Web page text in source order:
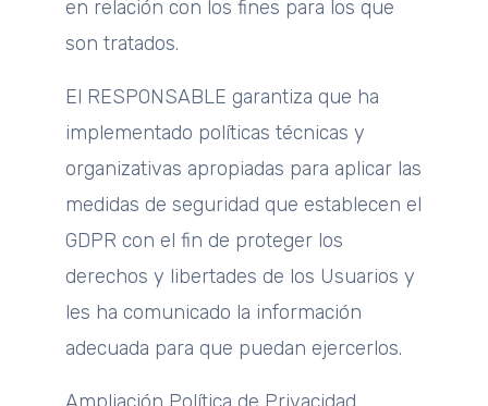
en relación con los fines para los que
son tratados.
El RESPONSABLE garantiza que ha
implementado políticas técnicas y
organizativas apropiadas para aplicar las
medidas de seguridad que establecen el
GDPR con el fin de proteger los
derechos y libertades de los Usuarios y
les ha comunicado la información
adecuada para que puedan ejercerlos.